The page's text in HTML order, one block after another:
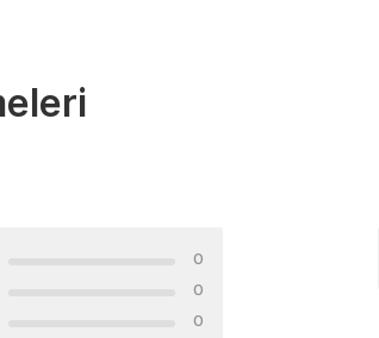
0
0
0